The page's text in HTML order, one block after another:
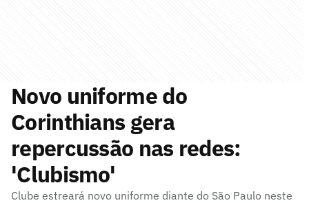
Novo uniforme do
Corinthians gera
repercussão nas redes:
'Clubismo'
Clube estreará novo uniforme diante do São Paulo neste